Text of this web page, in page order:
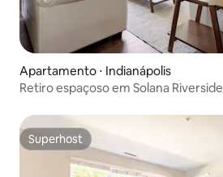
Apartamento ⋅ Indianápolis
Retiro espaçoso em Solana Riverside
Superhost
Superhost